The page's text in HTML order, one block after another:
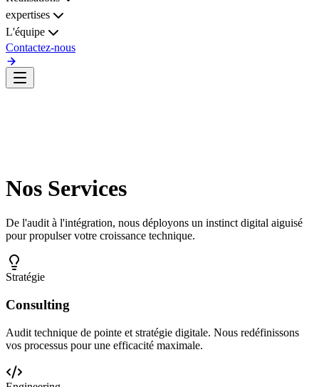
expertises
L'équipe
Contactez-nous
Nos Services
De l'audit à l'intégration, nous déployons un instinct digital aiguisé
pour propulser votre croissance technique.
Stratégie
Consulting
Audit technique de pointe et stratégie digitale. Nous redéfinissons
vos processus pour une efficacité maximale.